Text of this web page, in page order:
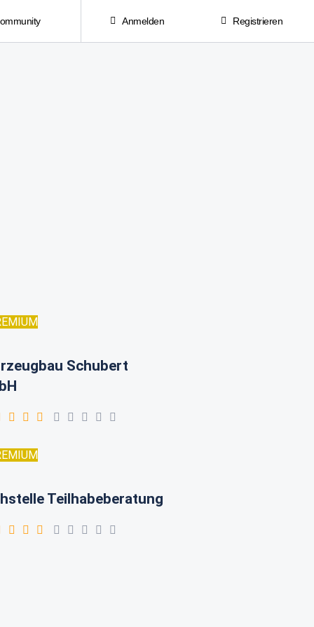
Anmelden Registrieren
Schubert
Teilhabeberatung